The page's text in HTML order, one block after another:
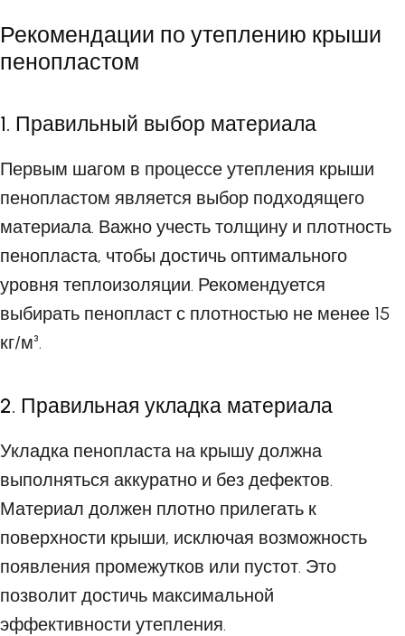
Рекомендации по утеплению крыши
пенопластом
1. Правильный выбор материала
Первым шагом в процессе утепления крыши
пенопластом является выбор подходящего
материала. Важно учесть толщину и плотность
пенопласта, чтобы достичь оптимального
уровня теплоизоляции. Рекомендуется
выбирать пенопласт с плотностью не менее 15
кг/м³.
2. Правильная укладка материала
Укладка пенопласта на крышу должна
выполняться аккуратно и без дефектов.
Материал должен плотно прилегать к
поверхности крыши, исключая возможность
появления промежутков или пустот. Это
позволит достичь максимальной
эффективности утепления.